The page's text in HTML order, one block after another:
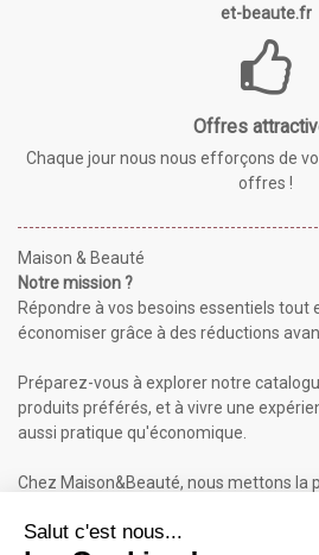
et-beaute.fr
Offres
Chaque jour nous nous efforçons de
offres !
Maison & Beauté
Notre mission ?
Répondre à vos besoins essentiels tout
économiser grâce à des réductions
Préparez-vous à explorer notre
produits préférés, et à vivre une
aussi pratique qu'économique.
Chez Maison&Beauté, nous mettons la
Maison & Beauté : Informations